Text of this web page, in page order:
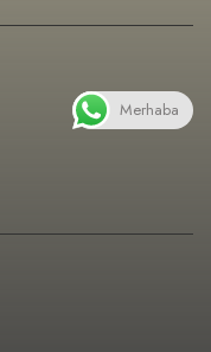
Merhaba